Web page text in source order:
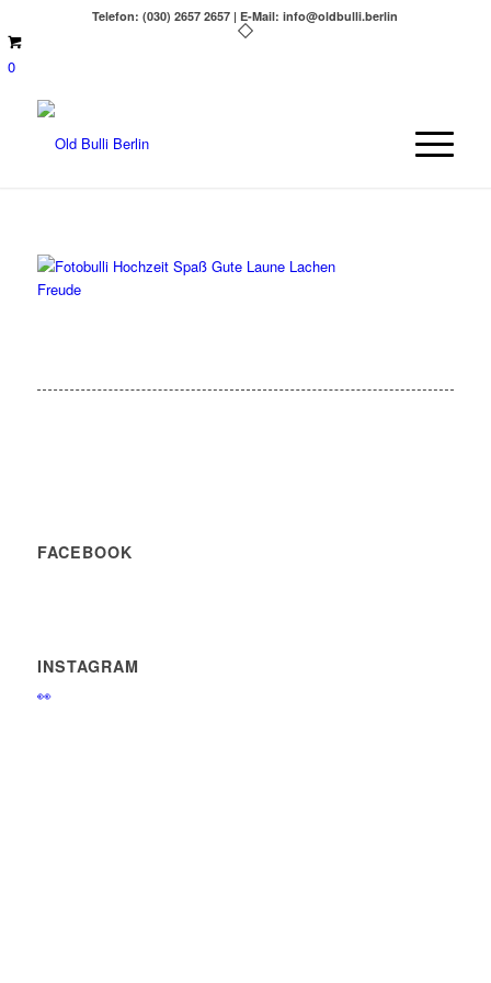
Telefon: (030) 2657 2657 | E-Mail: info@oldbulli.berlin
0
FACEBOOK
INSTAGRAM
👀